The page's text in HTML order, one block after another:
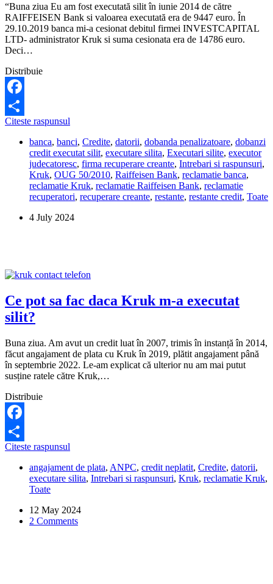
“Buna ziua Eu am fost executată silit în iunie 2014 de către
RAIFFEISEN Bank si valoarea executată era de 9447 euro. În
29.10.2019 banca mi-a cesionat debitul firmei INVESTCAPITAL
LTD- administrator Kruk si suma cesionata era de 14786 euro.
Deci…
Distribuie
Facebook
Share
Citeste raspunsul
creste
datoria,
dupa
executarea
silita?
banca, banci, Credite, datorii, dobanda penalizatoare, dobanzi
credit executat silit, executare silita, Executari silite, executor
judecatoresc, firma recuperare creante, Intrebari si raspunsuri,
Kruk, OUG 50/2010, Raiffeisen Bank, reclamatie banca,
reclamatie Kruk, reclamatie Raiffeisen Bank, reclamatie
recuperatori, recuperare creante, restante, restante credit, Toate
4 July 2024
Ce pot sa fac daca Kruk m-a executat
silit?
Buna ziua. Am avut un credit luat în 2007, trimis în instanță în 2014,
făcut angajament de plata cu Kruk în 2019, plătit angajament până
în septembrie 2022. Le-am explicat că ulterior nu am mai putut
susține ratele către Kruk,…
Distribuie
Facebook
Share
Citeste raspunsul
sa
fac
m-
a
angajament de plata, ANPC, credit neplatit, Credite, datorii,
executare silita, Intrebari si raspunsuri, Kruk, reclamatie Kruk,
Toate
12 May 2024
2 Comments